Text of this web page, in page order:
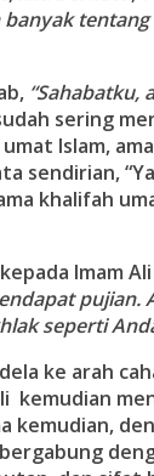
“Sahabatku,
sering
umat Islam,
sendirian,
khalifah
Imam
pujian.
seperti
ke arah
kemudian
kemudian,